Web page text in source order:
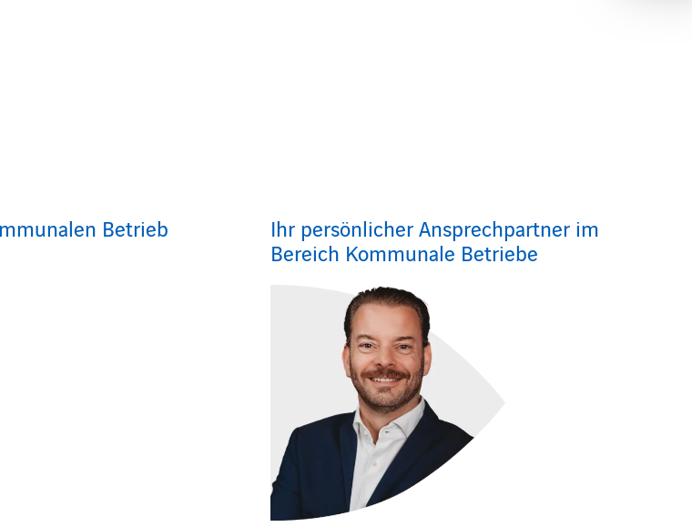
Betrieb
Ihr persönlicher Ansprechpartner im
Bereich Kommunale Betriebe